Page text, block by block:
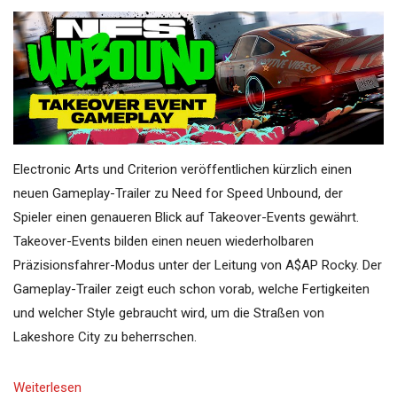
Electronic Arts und Criterion veröffentlichen kürzlich einen
neuen Gameplay-Trailer zu Need for Speed Unbound, der
Spieler einen genaueren Blick auf Takeover-Events gewährt.
Takeover-Events bilden einen neuen wiederholbaren
Präzisionsfahrer-Modus unter der Leitung von A$AP Rocky. Der
Gameplay-Trailer zeigt euch schon vorab, welche Fertigkeiten
und welcher Style gebraucht wird, um die Straßen von
Lakeshore City zu beherrschen.
Weiterlesen